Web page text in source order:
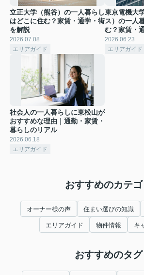
立正大学（熊谷）の一人暮らし
はどこに住む？家賃・通学・街
を解説
2026.07.08
エリアガイド
東京電機大
ス）の一人
む？家賃・
2026.06.23
エリアガイド
社会人の一人暮らしに東松山が
おすすめな理由｜通勤・家賃・
暮らしのリアル
2026.06.18
エリアガイド
おすすめのカテゴ
オーナー様の声 住まい選びの知識
エリアガイド 物件情報 キ
おすすめのタグ